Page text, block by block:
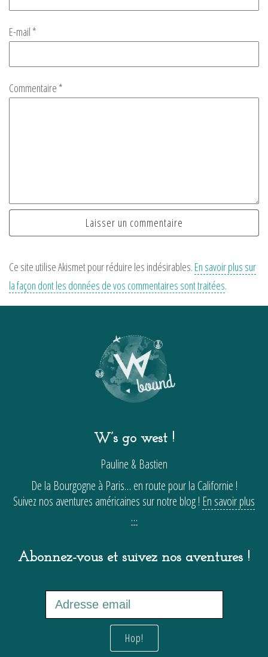
Commentaire *
E-mail *
Ce site utilise Akismet pour réduire les indésirables. En savoir plus sur
la façon dont les données de vos commentaires sont traitées.
W’s go west !
Pauline & Bastien
De la Bourgogne à Paris… en route pour la Californie !
Suivez nos aventures américaines sur notre blog ! En savoir plus
…
Abonnez-vous et suivez nos aventures !